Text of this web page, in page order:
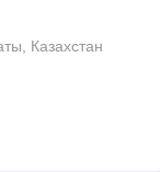
Казахстан